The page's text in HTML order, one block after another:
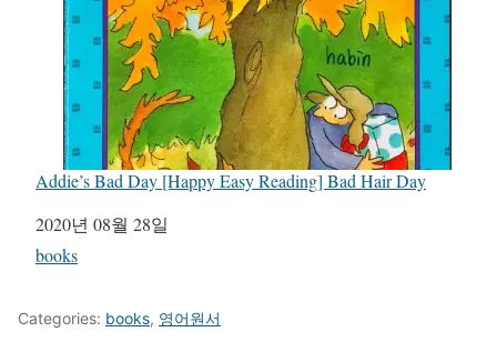
Addie’s Bad Day [Happy Easy Reading] Bad Hair Day
일자
2020년 08월 28일
관련 항목
books
Categories: books, 영어원서